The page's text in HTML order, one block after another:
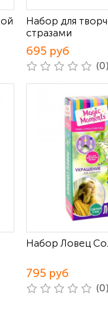
Набор для
стразами
695 руб
Набор Ловец
795 руб